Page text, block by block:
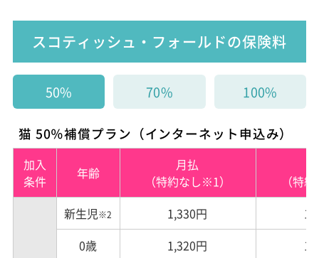
スコティッシュ・フォールドの保険料
50% 70% 100%
猫 50％補償プラン（インターネット申込み）
加入
条件
年齢
新生児※2
0歳
月払
（特約なし※1）
（特
1,330円
1,320円